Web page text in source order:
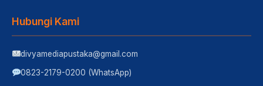
Hubungi Kami
divyamediapustaka@gmail.com
0823-2179-0200 (WhatsApp)